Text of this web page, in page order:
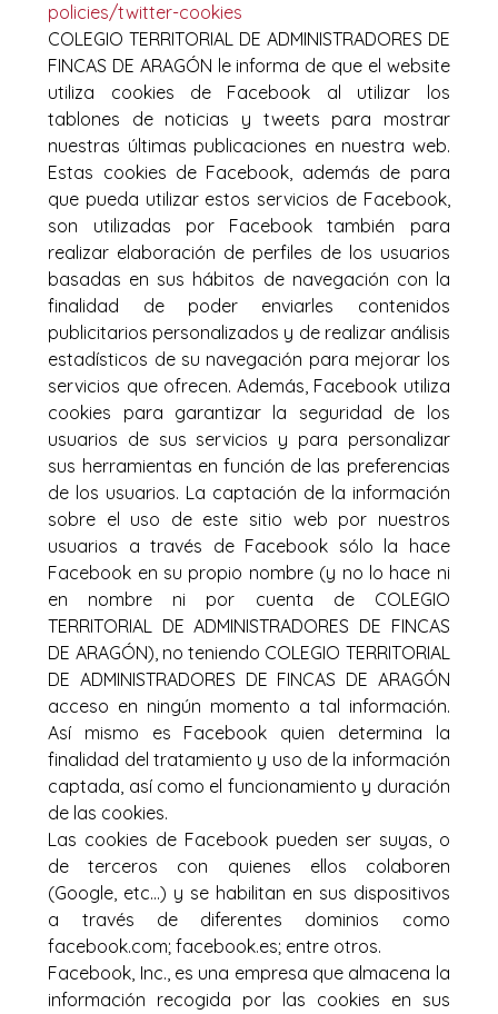
policies/twitter-cookies
COLEGIO TERRITORIAL DE ADMINISTRADORES DE
FINCAS DE ARAGÓN le informa de que el website
utiliza cookies de Facebook al utilizar los
tablones de noticias y tweets para mostrar
nuestras últimas publicaciones en nuestra web.
Estas cookies de Facebook, además de para
que pueda utilizar estos servicios de Facebook,
son utilizadas por Facebook también para
realizar elaboración de perfiles de los usuarios
basadas en sus hábitos de navegación con la
finalidad de poder enviarles contenidos
publicitarios personalizados y de realizar análisis
estadísticos de su navegación para mejorar los
servicios que ofrecen. Además, Facebook utiliza
cookies para garantizar la seguridad de los
usuarios de sus servicios y para personalizar
sus herramientas en función de las preferencias
de los usuarios. La captación de la información
sobre el uso de este sitio web por nuestros
usuarios a través de Facebook sólo la hace
Facebook en su propio nombre (y no lo hace ni
en nombre ni por cuenta de COLEGIO
TERRITORIAL DE ADMINISTRADORES DE FINCAS
DE ARAGÓN), no teniendo COLEGIO TERRITORIAL
DE ADMINISTRADORES DE FINCAS DE ARAGÓN
acceso en ningún momento a tal información.
Así mismo es Facebook quien determina la
finalidad del tratamiento y uso de la información
captada, así como el funcionamiento y duración
de las cookies.
Las cookies de Facebook pueden ser suyas, o
de terceros con quienes ellos colaboren
(Google, etc…) y se habilitan en sus dispositivos
a través de diferentes dominios como
facebook.com; facebook.es; entre otros.
Facebook, Inc., es una empresa que almacena la
información recogida por las cookies en sus